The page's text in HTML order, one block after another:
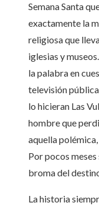
Semana Santa
exactamente la
religiosa que
iglesias y
la palabra en
televisión
lo hicieran Las
hombre que
aquella
Por pocos
broma del
La historia